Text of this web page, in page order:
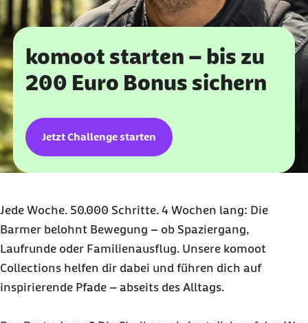
komoot starten – bis zu
200 Euro Bonus sichern
Jetzt Challenge starten
Jede Woche. 50.000 Schritte. 4 Wochen lang: Die
Barmer belohnt Bewegung – ob Spaziergang,
Laufrunde oder Familienausflug. Unsere komoot
Collections helfen dir dabei und führen dich auf
inspirierende Pfade – abseits des Alltags.